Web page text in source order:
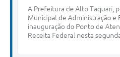
A Prefeitura de Alto Taquari,
Municipal de Administração e
inauguração do Ponto de
Receita Federal nesta